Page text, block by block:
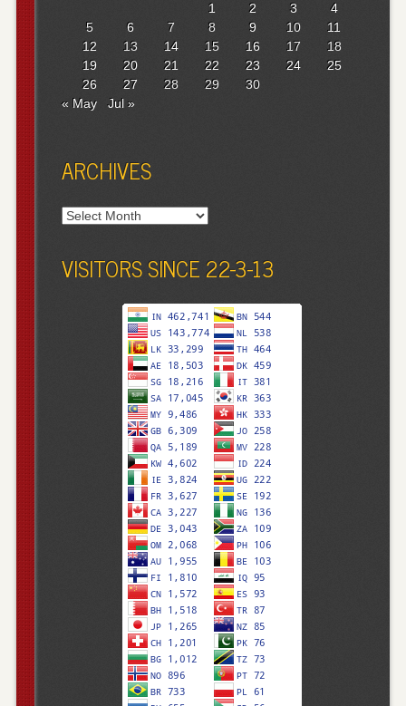
1
2 3
4
5
6 7 8 9 10
11
12
13 14 15 16 17
18
19
20 21 22 23 24
25
26
27 28 29
30
« May
Jul »
ARCHIVES
Archives
VISITORS SINCE 22-3-13